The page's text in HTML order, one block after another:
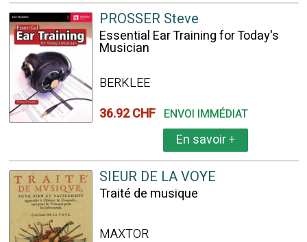
PROSSER Steve
Essential Ear Training for Today's
Musician
BERKLEE
36.92 CHF ENVOI IMMÉDIAT
En savoir+
SIEUR DE LA VOYE
Traité de musique
MAXTOR